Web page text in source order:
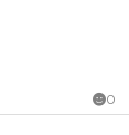
0